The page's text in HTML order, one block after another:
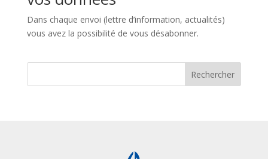
Dans chaque envoi (lettre d’information, actualités)
vous avez la possibilité de vous désabonner.
Rechercher